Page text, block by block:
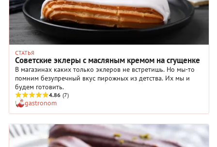
СТАТЬЯ
Советские эклеры с масляным кремом на сгущенке
В магазинах каких только эклеров не встретишь. Но мы-то
помним безупречный вкус пирожных из детства. Их мы и
будем готовить.
4.86 (7)
gastronom